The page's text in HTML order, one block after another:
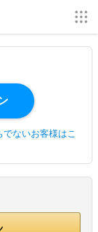
ないお客様はこ